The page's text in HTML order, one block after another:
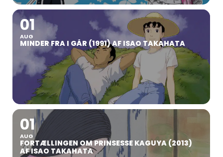
01
AUG
MINDER FRA I GÅR (1991) AF ISAO TAKAHATA
01
AUG
FORTÆLLINGEN OM PRINSESSE KAGUYA (2013)
AF ISAO TAKAHATA